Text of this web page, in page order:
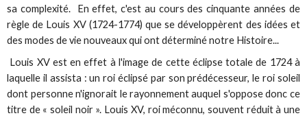
sa complexité. En effet, c'est au cours des cinquante années de
règle de Louis XV (1724-1774) que se développèrent des idées et
des modes de vie nouveaux qui ont déterminé notre Histoire...
Louis XV est en effet à l'image de cette éclipse totale de 1724 à
laquelle il assista : un roi éclipsé par son prédécesseur, le roi soleil
dont personne n'ignorait le rayonnement auquel s'oppose donc ce
titre de « soleil noir ». Louis XV, roi méconnu, souvent réduit à une